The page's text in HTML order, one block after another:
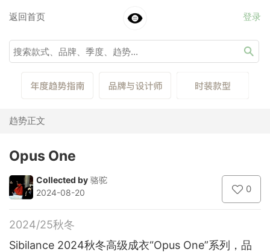
返回首页 登录
趋势正文
Opus One
Collected by 骆驼
2024-08-20
0
2024/25秋冬
Sibilance 2024秋冬高级成衣“Opus One”系列，品